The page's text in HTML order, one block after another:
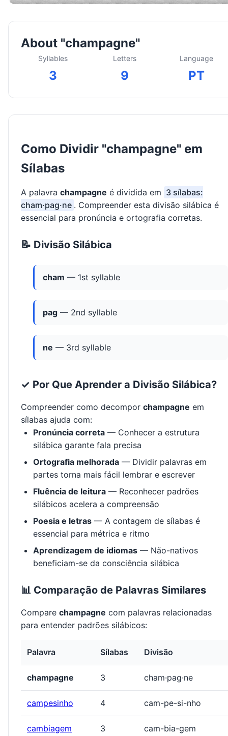
About "champagne"
Syllables
3
Letters
9
Language
PT
Como Dividir "champagne" em
Sílabas
A palavra champagne é dividida em 3 sílabas:
cham·pag·ne . Compreender esta divisão silábica é
essencial para pronúncia e ortografia corretas.
📝 Divisão Silábica
cham — 1st syllable
pag — 2nd syllable
ne — 3rd syllable
✓ Por Que Aprender a Divisão Silábica?
Compreender como decompor champagne em
sílabas ajuda com:
Pronúncia correta — Conhecer a estrutura
silábica garante fala precisa
Ortografia melhorada — Dividir palavras em
partes torna mais fácil lembrar e escrever
Fluência de leitura — Reconhecer padrões
silábicos acelera a compreensão
Poesia e letras — A contagem de sílabas é
essencial para métrica e ritmo
Aprendizagem de idiomas — Não-nativos
beneficiam-se da consciência silábica
📊 Comparação de Palavras Similares
Compare champagne com palavras relacionadas
para entender padrões silábicos:
Palavra Sílabas Divisão
champagne 3 cham·pag·ne
campesinho 4 cam-pe-si-nho
cambiagem 3 cam-bia-gem